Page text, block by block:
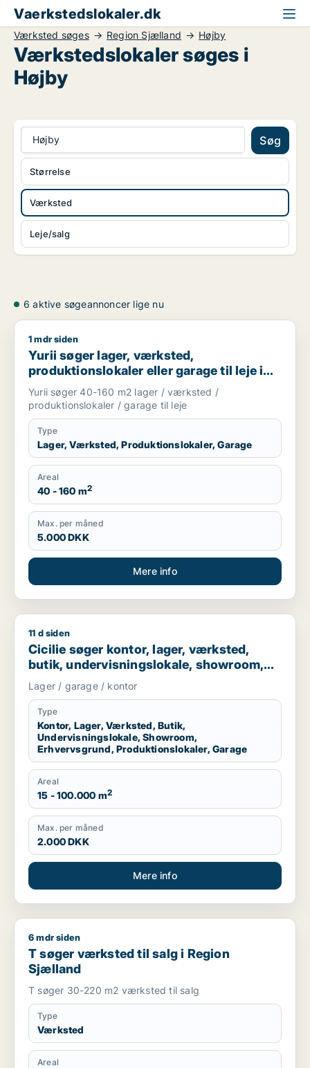
Vaerkstedslokaler.dk
Værksted søges Region Sjælland Højby
Værkstedslokaler søges i
Højby
Højby Søg
Værksted
Leje/salg
Størrelse
6 aktive søgeannoncer lige nu
Yurii søger lager, værksted, produktionslokaler eller garage
1 mdr siden
Yurii søger lager, værksted,
produktionslokaler eller garage til leje i
Region Sjælland
Yurii søger 40-160 m2 lager / værksted /
produktionslokaler / garage til leje
Type
Lager, Værksted, Produktionslokaler, Garage
Areal
40 - 160 m2
Max. per måned
5.000 DKK
Mere info
Cicilie søger kontor, lager, værksted, butik,
11 d siden
Cicilie søger kontor, lager, værksted,
butik, undervisningslokale, showroom,
erhvervsgrund, produktionslokaler eller
garage til leje i Region Sjælland eller
Nordsjælland
Lager / garage / kontor
Type
Kontor, Lager, Værksted, Butik,
Undervisningslokale, Showroom,
Erhvervsgrund, Produktionslokaler, Garage
Areal
15 - 100.000 m2
Max. per måned
2.000 DKK
Mere info
T søger værksted til salg i Region Sjælland
6 mdr siden
T søger værksted til salg i Region
Sjælland
T søger 30-220 m2 værksted til salg
Type
Værksted
Areal